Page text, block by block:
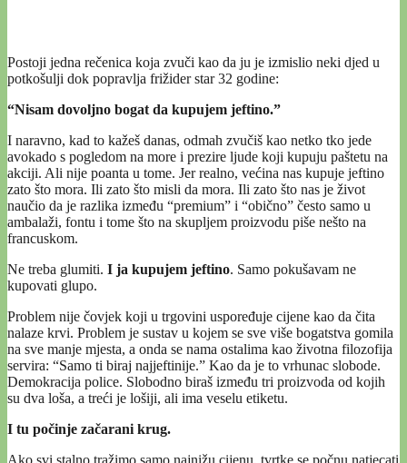
Postoji jedna rečenica koja zvuči kao da ju je izmislio neki djed u
potkošulji dok popravlja frižider star 32 godine:
“Nisam dovoljno bogat da kupujem jeftino.”
I naravno, kad to kažeš danas, odmah zvučiš kao netko tko jede
avokado s pogledom na more i prezire ljude koji kupuju paštetu na
akciji. Ali nije poanta u tome. Jer realno, većina nas kupuje jeftino
zato što mora. Ili zato što misli da mora. Ili zato što nas je život
naučio da je razlika između “premium” i “obično” često samo u
ambalaži, fontu i tome što na skupljem proizvodu piše nešto na
francuskom.
Ne treba glumiti. I ja kupujem jeftino. Samo pokušavam ne
kupovati glupo.
Problem nije čovjek koji u trgovini uspoređuje cijene kao da čita
nalaze krvi. Problem je sustav u kojem se sve više bogatstva gomila
na sve manje mjesta, a onda se nama ostalima kao životna filozofija
servira: “Samo ti biraj najjeftinije.” Kao da je to vrhunac slobode.
Demokracija police. Slobodno biraš između tri proizvoda od kojih
su dva loša, a treći je lošiji, ali ima veselu etiketu.
I tu počinje začarani krug.
Ako svi stalno tražimo samo najnižu cijenu, tvrtke se počnu natjecati